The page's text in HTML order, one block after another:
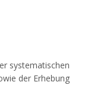
systematischen
der Erhebung